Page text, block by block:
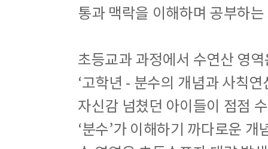
통과 맥락을 이해하며 공부하
초등교과 과정에서 수연산 영
‘고학년 - 분수의 개념과 사칙
자신감 넘쳤던 아이들이 점점
‘분수’가 이해하기 까다로운